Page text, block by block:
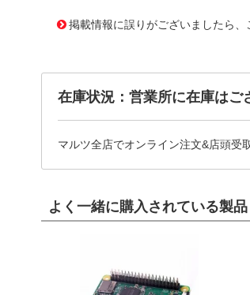
掲載情報に誤りがございましたら、
在庫状況：営業所に在庫はご
マルツ全店でオンライン注文&店頭受
よく一緒に購入されている製品